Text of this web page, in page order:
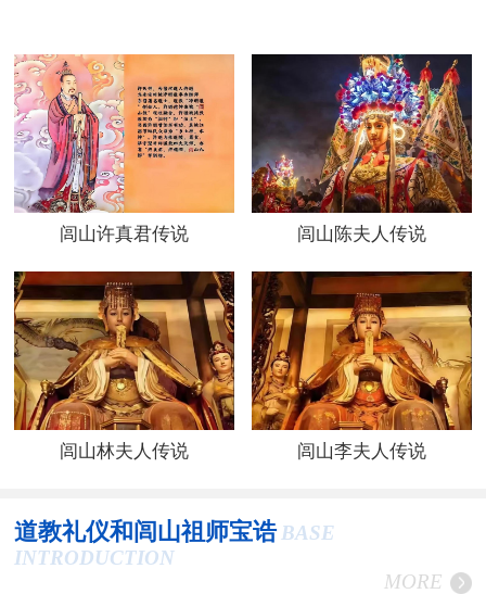
闾山许真君传说 闾山陈夫人传说
闾山林夫人传说 闾山李夫人传说
道教礼仪和闾山祖师宝诰 BASE
INTRODUCTION
MORE